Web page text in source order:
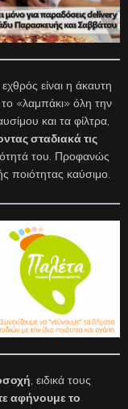
είναι η άκαυτη
«λαμπάκι» όλη την
και τα φίλτρα,
σταδιακά τις
του. Προφανώς
ποιότητας καύσιμο.
, ειδικά τους
αφήνουμε το